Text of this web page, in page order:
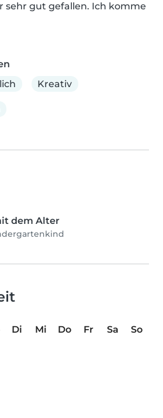
sehr gut gefallen. Ich komme
Kreativ
dem Alter
Di Mi Do Fr Sa
So